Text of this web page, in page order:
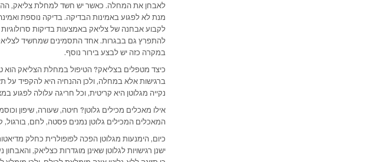
לאבחן את המחלה. כאשר יש חשד למחלת צליאק,
מנת לא לפגוע באמינות הבדיקה. בדיקה נוספת
לקבוע אבחנה של צליאק באמצעות בדיקות
להתפרץ גם בבגרות. אחד התסמינים שמחשיד
במקרה כזה יש לבצע בירור נוסף.
כיצד מטפלים בצליאק? הטיפול במחלת הצליאק הוא
ברגישות אלא במחלה, ולכן ההנחיה היא להקפיד על
נקייה מגלוטן היא קריטית, וכל חריגה עלולה לפגוע
אילו מאכלים מכילים גלוטן? חיטה, שעורה, שיפון
המאכלים המכילים גלוטן נמנים פסטה, לחם, בורגול,
כיום, הימנעות מגלוטן הפכה לפופולרית כחלק
ישנן רגישויות לגלוטן שאינן מוגדרות כצליאק,